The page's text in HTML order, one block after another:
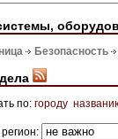
Безопасность
по: городу